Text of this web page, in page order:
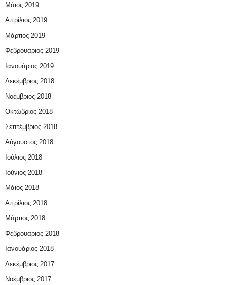
Μάιος 2019
Απρίλιος 2019
Μάρτιος 2019
Φεβρουάριος 2019
Ιανουάριος 2019
Δεκέμβριος 2018
Νοέμβριος 2018
Οκτώβριος 2018
Σεπτέμβριος 2018
Αύγουστος 2018
Ιούλιος 2018
Ιούνιος 2018
Μάιος 2018
Απρίλιος 2018
Μάρτιος 2018
Φεβρουάριος 2018
Ιανουάριος 2018
Δεκέμβριος 2017
Νοέμβριος 2017